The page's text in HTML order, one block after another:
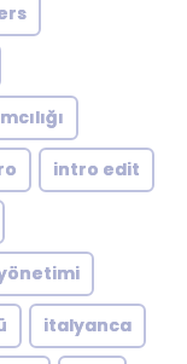
intro edit
italyanca